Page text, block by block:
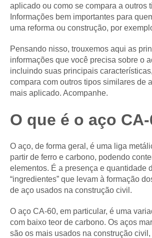
aplicado ou como se compara a outros
Informações bem importantes para
uma reforma ou construção, por
Pensando nisso, trouxemos aqui as
informações que você precisa sobre o
incluindo suas principais
compara com outros tipos similares de
mais aplicado. Acompanhe.
O que é o aço
O aço, de forma geral, é uma liga
partir de ferro e carbono, podendo
elementos. É a presença e quantidade
“ingredientes” que levam à formação
de aço usados na construção civil.
O aço CA-60, em particular, é uma
com baixo teor de carbono. Os aços
são os mais usados na construção